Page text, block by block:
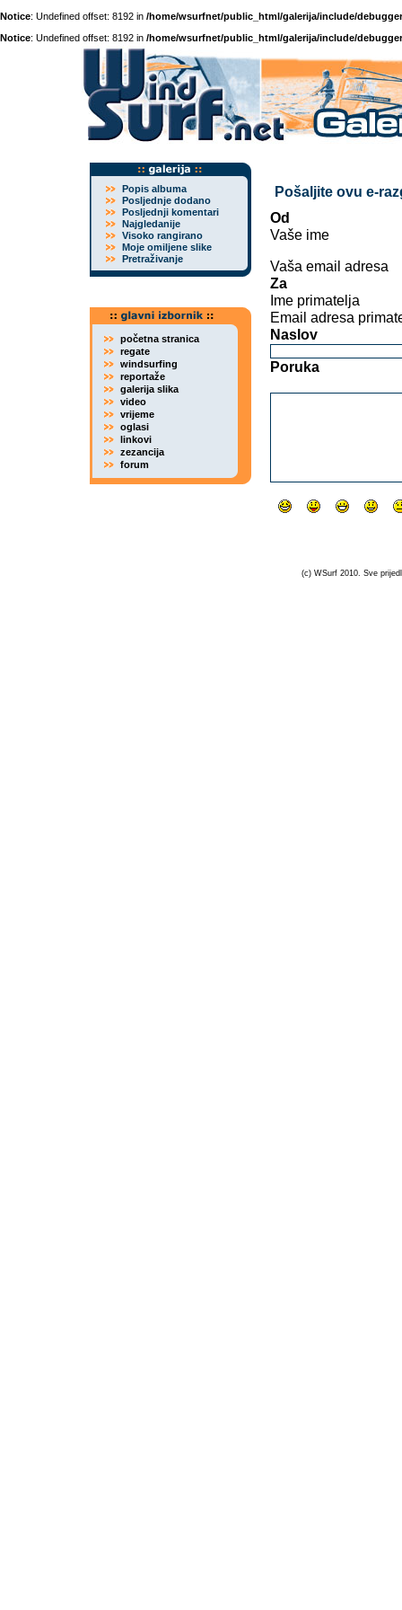
Notice: Undefined offset: 8192 in /home/wsurfnet/public_html/galerija/include/
Notice: Undefined offset: 8192 in /home/wsurfnet/public_html/galerija/include/
Popis albuma
Posljednje dodano
Posljednji komentari
Najgledanije
Visoko rangirano
Moje omiljene slike
Pretraživanje
početna stranica
regate
windsurfing
reportaže
galerija slika
video
vrijeme
oglasi
linkovi
zezancija
forum
Pošaljite ovu e-
Od
Vaše ime
Vaša email adresa
Za
Ime primatelja
Email adresa
Naslov
Poruka
(c) WSurf 2010. Sve